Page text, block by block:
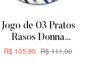
Jogo de 03 Pratos
Rasos Donna
Margaridas Biona
R$111,90
R$ 105,90